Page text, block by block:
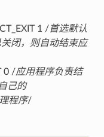
1 /首选默认
闭，则自动结束应
0 /应用程序负责结
己的
程序/